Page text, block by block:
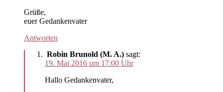
Grüße,
euer Gedankenvater
Antworten
Robin Brunold (M. A.) sagt:
19. Mai 2016 um 17:00 Uhr
Hallo Gedankenvater,